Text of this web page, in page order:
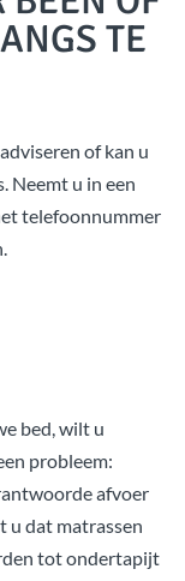
TE
of kan u
Neemt u in een
telefoonnummer
bed, wilt u
probleem:
afvoer
u dat matrassen
tot ondertapijt